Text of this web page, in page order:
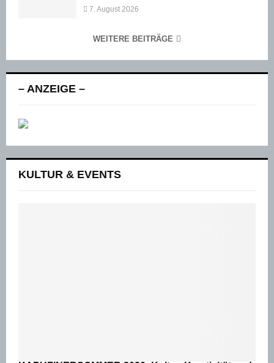
7. August 2026
WEITERE BEITRÄGE
– ANZEIGE –
KULTUR & EVENTS